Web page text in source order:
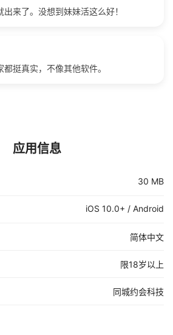
来了。没想到妹妹活这么好！
挺真实，不像其他软件。
应用信息
30 MB
iOS 10.0+ / Android
简体中文
限18岁以上
同城约会科技